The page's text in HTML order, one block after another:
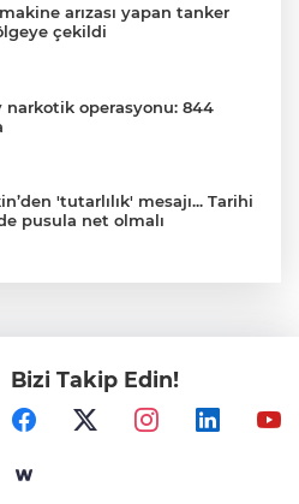
arızası yapan tanker
çekildi
narkotik operasyonu: 844
'tutarlılık' mesajı... Tarihi
pusula net olmalı
Alaçam'a yeni yaşam alanı
onlarca uygulamanın
Bizi Takip Edin!